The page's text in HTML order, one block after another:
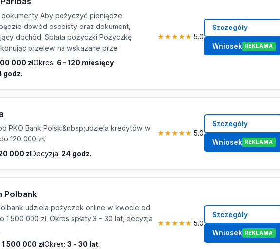
dokumenty Aby pożyczyć pieniądze
dowód osobisty oraz dokument,
dochód. Spłata pożyczki Pożyczkę
przelew na wskazane prze
000 złOkres: 6 - 120 miesięcy
godz.
★★★★★ 5.0
Szczegóły
Wniosek REKLAMA
PKO Bank Polski&nbsp;udziela kredytów w
120 000 zł.
000 złDecyzja: 24 godz.
★★★★★ 5.0
Szczegóły
Wniosek REKLAMA
Polbank
udziela pożyczek online w kwocie od
1 500 000 zł. Okres spłaty 3 - 30 lat, decyzja
1 500 000 złOkres: 3 - 30 lat
★★★★★ 5.0
Szczegóły
Wniosek REKLAMA